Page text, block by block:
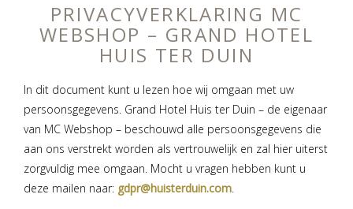
PRIVACYVERKLARING MC
WEBSHOP – GRAND HOTEL
HUIS TER DUIN
In dit document kunt u lezen hoe wij omgaan met uw
persoonsgegevens. Grand Hotel Huis ter Duin – de eigenaar
van MC Webshop – beschouwd alle persoonsgegevens die
aan ons verstrekt worden als vertrouwelijk en zal hier uiterst
zorgvuldig mee omgaan. Mocht u vragen hebben kunt u
deze mailen naar: gdpr@huisterduin.com